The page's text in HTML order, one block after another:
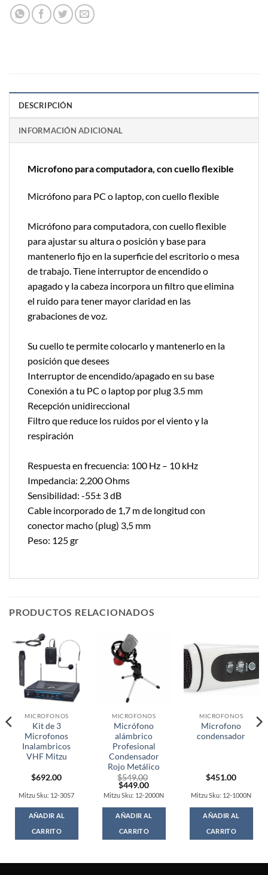
DESCRIPCIÓN
INFORMACIÓN ADICIONAL
Microfono para computadora, con cuello flexible
Micrófono para PC o laptop, con cuello flexible
Micrófono para computadora, con cuello flexible
para ajustar su altura o posición y base para
mantenerlo fijo en la superficie del escritorio o mesa
de trabajo. Tiene interruptor de encendido o
apagado y la cabeza incorpora un filtro que elimina
el ruido para tener mayor claridad en las
grabaciones de voz.
Su cuello te permite colocarlo y mantenerlo en la
posición que desees
Interruptor de encendido/apagado en su base
Conexión a tu PC o laptop por plug 3.5 mm
Recepción unidireccional
Filtro que reduce los ruidos por el viento y la
respiración
Respuesta en frecuencia: 100 Hz – 10 kHz
Impedancia: 2,200 Ohms
Sensibilidad: -55± 3 dB
Cable incorporado de 1,7 m de longitud con
conector macho (plug) 3,5 mm
Peso: 125 gr
PRODUCTOS RELACIONADOS
MICROFONOS
Kit de 3
Microfonos
Inalambricos
VHF Mitzu
$692.00
Mitzu Sku: 12-3057
AÑADIR AL
CARRITO
MICROFONOS
Micrófono
alámbrico
Profesional
Condensador
Rojo Metálico
$549.00
Original
price
was:
$549.00.
$449.00Current
price
is:
$449.00.
Mitzu Sku: 12-2000N
AÑADIR AL
CARRITO
MICROFONOS
Microfono
condensador
$451.00
Mitzu Sku: 12-1000N
AÑADIR AL
CARRITO